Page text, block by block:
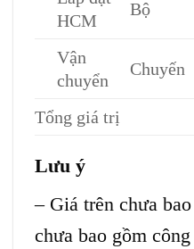
HCM
Bộ
Vận
chuyển
Chuyến
Tổng giá trị
Lưu ý
– Giá trên chưa
chưa bao gồm